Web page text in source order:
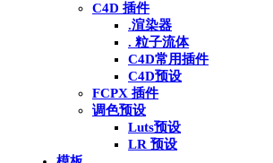
C4D 插件
.渲染器
. 粒子流体
C4D常用插件
C4D预设
FCPX 插件
调色预设
Luts预设
LR 预设